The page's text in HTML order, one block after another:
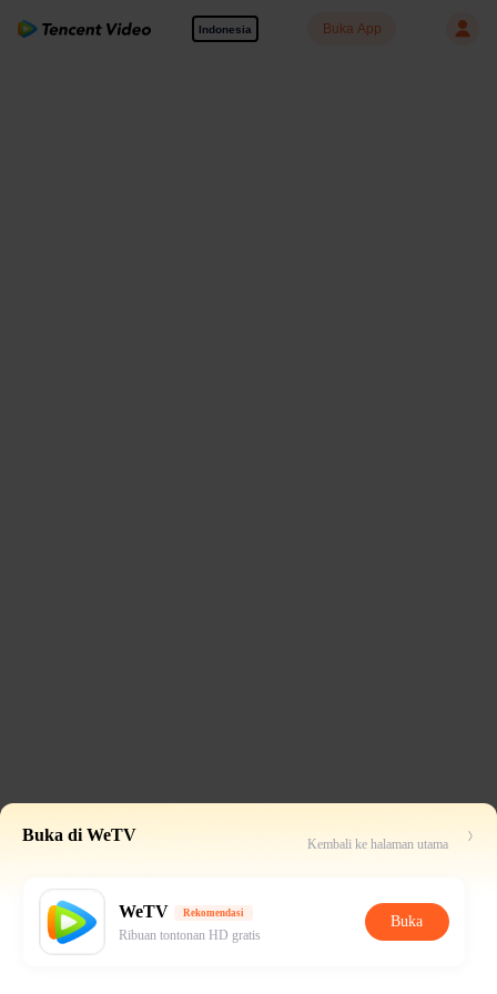
Indonesia Buka App
Buka di WeTV Kembali ke halaman utama
WeTV Rekomendasi
Ribuan tontonan HD gratis
Buka